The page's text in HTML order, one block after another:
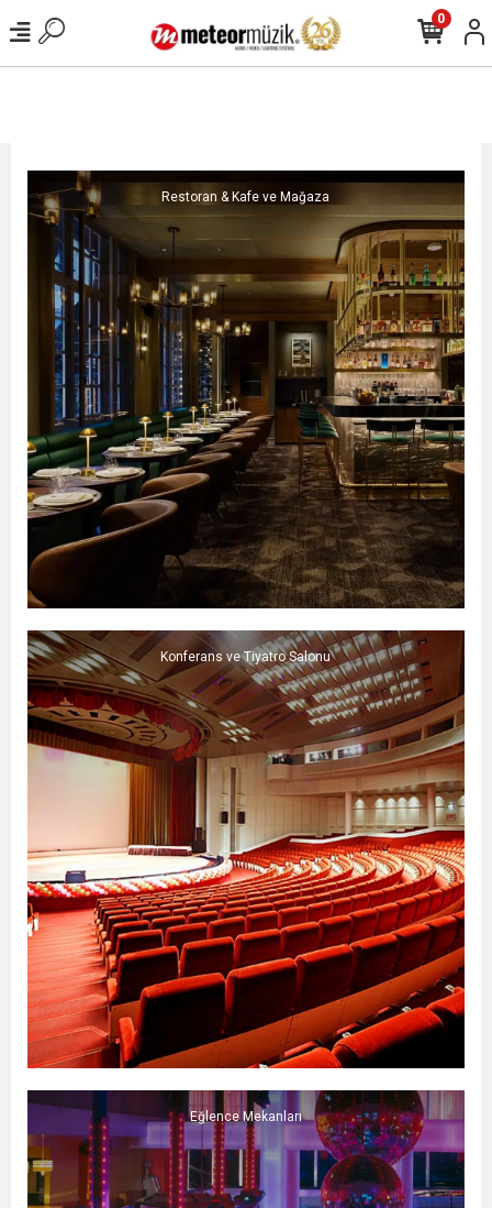
0
Restoran & Kafe ve Mağaza
Konferans ve Tiyatro Salonu
Eğlence Mekanları